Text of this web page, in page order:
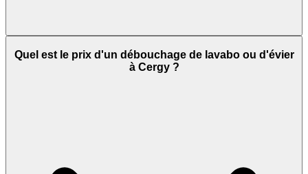
Quel est le prix d'un débouchage de lavabo ou d'évier
à Cergy ?